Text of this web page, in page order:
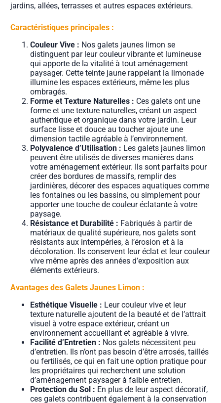
jardins, allées, terrasses et autres espaces extérieurs.
Caractéristiques principales :
Couleur Vive : Nos galets jaunes limon se
distinguent par leur couleur vibrante et lumineuse
qui apporte de la vitalité à tout aménagement
paysager. Cette teinte jaune rappelant la limonade
illumine les espaces extérieurs, même les plus
ombragés.
Forme et Texture Naturelles : Ces galets ont une
forme et une texture naturelles, créant un aspect
authentique et organique dans votre jardin. Leur
surface lisse et douce au toucher ajoute une
dimension tactile agréable à l’environnement.
Polyvalence d’Utilisation : Les galets jaunes limon
peuvent être utilisés de diverses manières dans
votre aménagement extérieur. Ils sont parfaits pour
créer des bordures de massifs, remplir des
jardinières, décorer des espaces aquatiques comme
les fontaines ou les bassins, ou simplement pour
apporter une touche de couleur éclatante à votre
paysage.
Résistance et Durabilité : Fabriqués à partir de
matériaux de qualité supérieure, nos galets sont
résistants aux intempéries, à l’érosion et à la
décoloration. Ils conservent leur éclat et leur couleur
vive même après des années d’exposition aux
éléments extérieurs.
Avantages des Galets Jaunes Limon :
Esthétique Visuelle : Leur couleur vive et leur
texture naturelle ajoutent de la beauté et de l’attrait
visuel à votre espace extérieur, créant un
environnement accueillant et agréable à vivre.
Facilité d’Entretien : Nos galets nécessitent peu
d’entretien. Ils n’ont pas besoin d’être arrosés, taillés
ou fertilisés, ce qui en fait une option pratique pour
les propriétaires qui recherchent une solution
d’aménagement paysager à faible entretien.
Protection du Sol : En plus de leur aspect décoratif,
ces galets contribuent également à la conservation